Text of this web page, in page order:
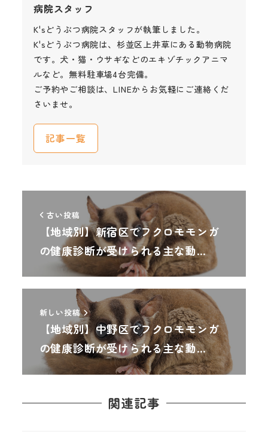
病院スタッフ
K'sどうぶつ病院スタッフが執筆しました。
K'sどうぶつ病院は、杉並区上井草にある動物病院
です。犬・猫・ウサギなどのエキゾチックアニマ
ルなど。無料駐車場4台完備。
ご予約やご相談は、LINEからお気軽にご連絡くだ
さいませ。
記事一覧
古い投稿
【地域別】新宿区でフクロモモンガ
の健康診断が受けられる主な動…
新しい投稿
【地域別】中野区でフクロモモンガ
の健康診断が受けられる主な動…
関連記事